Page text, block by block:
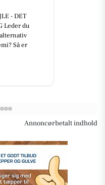
- DET
Leder du
Så er
Annoncørbetalt indhold